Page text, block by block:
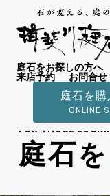
庭石をお探しの方へ
来店予約
お問合せ
庭石を購
ONLINE
FOR THOSE
庭石を